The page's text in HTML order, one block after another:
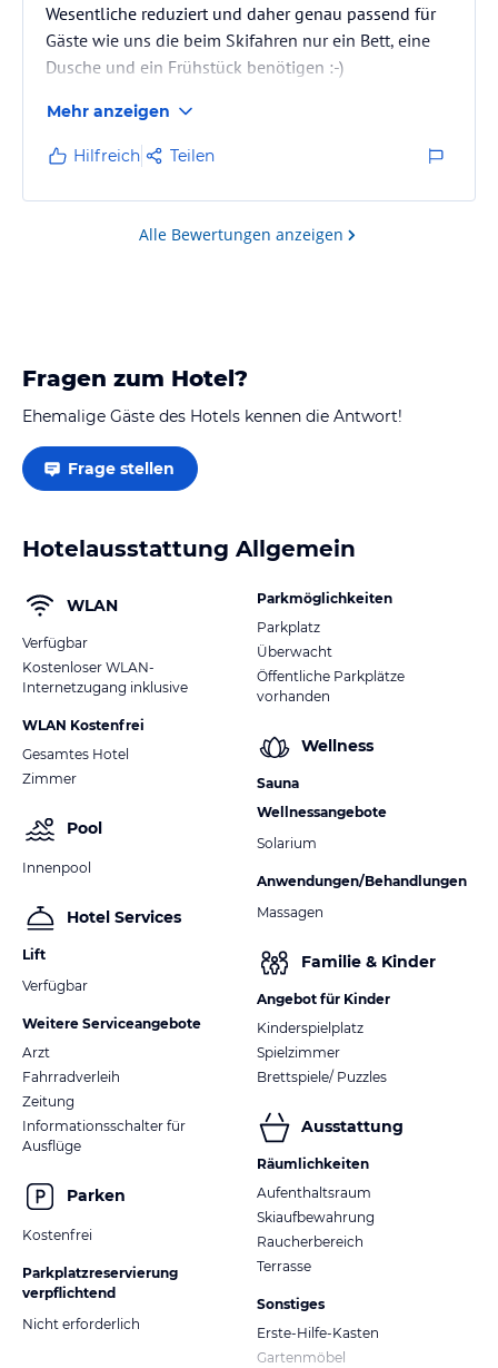
Wesentliche reduziert und daher genau passend für
Gäste wie uns die beim Skifahren nur ein Bett, eine
Dusche und ein Frühstück benötigen :-)
Mehr anzeigen
Hilfreich Teilen
Alle Bewertungen anzeigen
Fragen zum Hotel?
Ehemalige Gäste des Hotels kennen die Antwort!
Frage stellen
Hotelausstattung Allgemein
WLAN
Verfügbar
Kostenloser WLAN-
Internetzugang inklusive
WLAN Kostenfrei
Gesamtes Hotel
Zimmer
Pool
Innenpool
Hotel Services
Lift
Verfügbar
Weitere Serviceangebote
Arzt
Fahrradverleih
Zeitung
Informationsschalter für
Ausflüge
Parken
Kostenfrei
Parkplatzreservierung
verpflichtend
Nicht erforderlich
Parkmöglichkeiten
Parkplatz
Überwacht
Öffentliche Parkplätze
vorhanden
Wellness
Sauna
Wellnessangebote
Solarium
Anwendungen/Behandlungen
Massagen
Familie & Kinder
Angebot für Kinder
Kinderspielplatz
Spielzimmer
Brettspiele/ Puzzles
Ausstattung
Räumlichkeiten
Aufenthaltsraum
Skiaufbewahrung
Raucherbereich
Terrasse
Sonstiges
Erste-Hilfe-Kasten
Gartenmöbel